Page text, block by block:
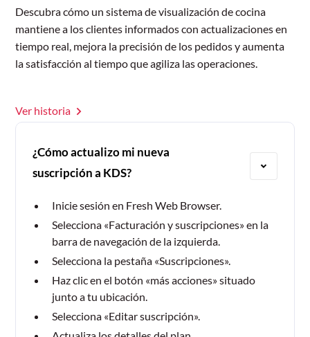
Descubra cómo un sistema de visualización de cocina
mantiene a los clientes informados con actualizaciones en
tiempo real, mejora la precisión de los pedidos y aumenta
la satisfacción al tiempo que agiliza las operaciones.
Ver historia
¿Cómo actualizo mi nueva
suscripción a KDS?
Inicie sesión en Fresh Web Browser.
Selecciona «Facturación y suscripciones» en la
barra de navegación de la izquierda.
Selecciona la pestaña «Suscripciones».
Haz clic en el botón «más acciones» situado
junto a tu ubicación.
Selecciona «Editar suscripción».